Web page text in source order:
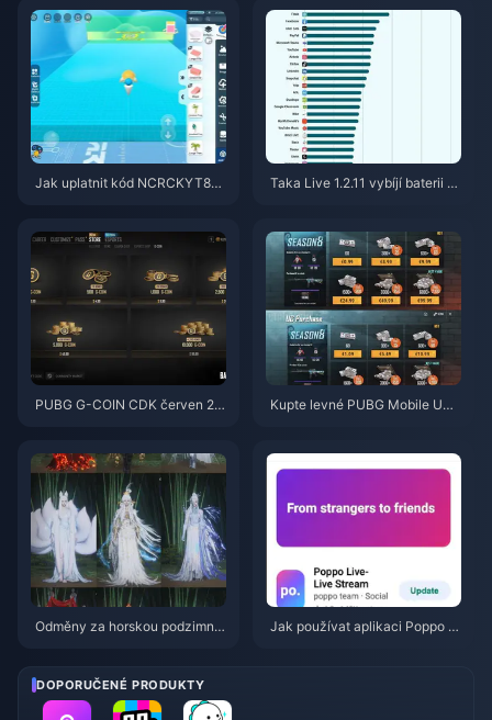
Jak uplatnit kód NCRCKYT8EF
Taka Live 1.2.11 vybíjí baterii př
PUBG G-COIN CDK červen 20
Kupte levné PUBG Mobile UC
jlepší balíčky a bezpečné dobit
Odměny za horskou podzimní
í seznam, měna a priorita
Jak používat aplikaci Poppo Li
DOPORUČENÉ PRODUKTY